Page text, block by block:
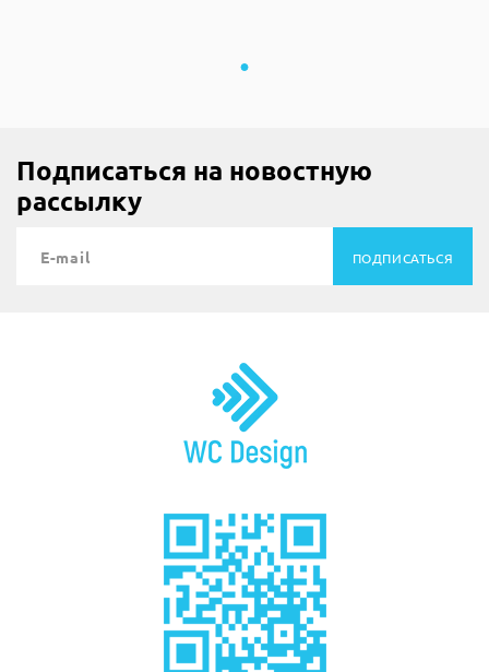
Подписаться на новостную
рассылку
ПОДПИСАТЬСЯ